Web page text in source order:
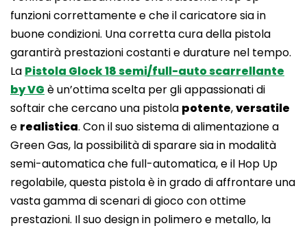
funzioni correttamente e che il caricatore sia in
buone condizioni. Una corretta cura della pistola
garantirà prestazioni costanti e durature nel tempo.
La Pistola Glock 18 semi/full-auto scarrellante
by VG è un’ottima scelta per gli appassionati di
softair che cercano una pistola potente,versatile
e realistica. Con il suo sistema di alimentazione a
Green Gas, la possibilità di sparare sia in modalità
semi-automatica che full-automatica, e il Hop Up
regolabile, questa pistola è in grado di affrontare una
vasta gamma di scenari di gioco con ottime
prestazioni. Il suo design in polimero e metallo, la